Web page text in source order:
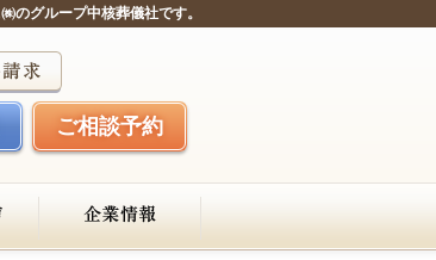
のグループ中核葬儀社です。
ご相談予約